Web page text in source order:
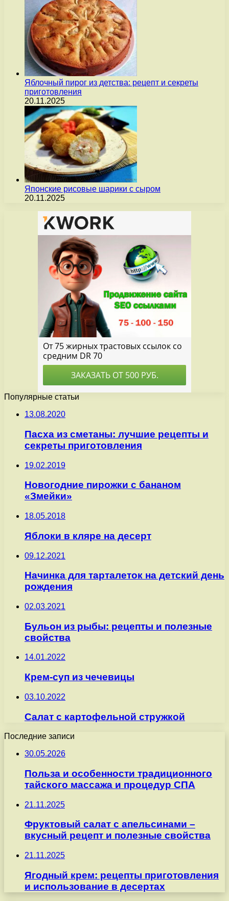
Яблочный пирог из детства: рецепт и секреты
приготовления
20.11.2025
Японские рисовые шарики с сыром
20.11.2025
Популярные статьи
13.08.2020
Пасха из сметаны: лучшие рецепты и
секреты приготовления
19.02.2019
Новогодние пирожки с бананом
«Змейки»
18.05.2018
Яблоки в кляре на десерт
09.12.2021
Начинка для тарталеток на детский день
рождения
02.03.2021
Бульон из рыбы: рецепты и полезные
свойства
14.01.2022
Крем-суп из чечевицы
03.10.2022
Салат с картофельной стружкой
Последние записи
30.05.2026
Польза и особенности традиционного
тайского массажа и процедур СПА
21.11.2025
Фруктовый салат с апельсинами –
вкусный рецепт и полезные свойства
21.11.2025
Ягодный крем: рецепты приготовления
и использование в десертах